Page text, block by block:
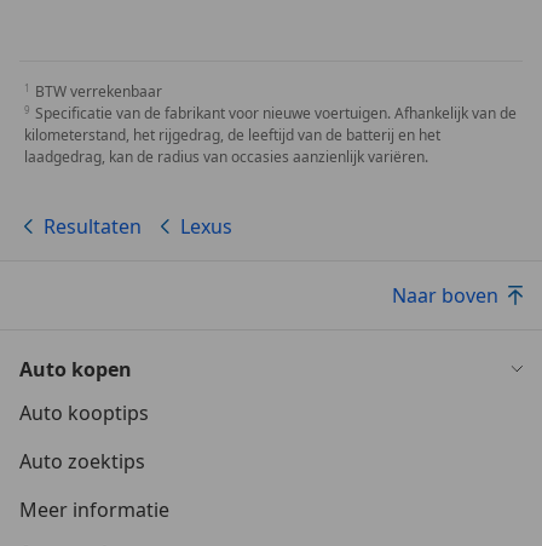
BTW verrekenbaar
Specificatie van de fabrikant voor nieuwe voertuigen. Afhankelijk van de
kilometerstand, het rijgedrag, de leeftijd van de batterij en het
laadgedrag, kan de radius van occasies aanzienlijk variëren.
Resultaten Lexus
Naar boven
Auto kopen
Auto kooptips
Auto zoektips
Meer informatie